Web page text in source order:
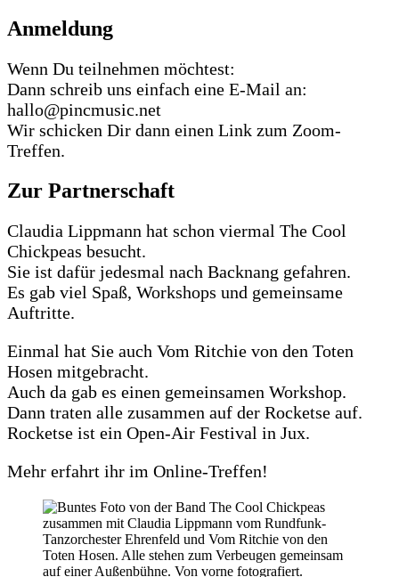
Anmeldung
Wenn Du teilnehmen möchtest:
Dann schreib uns einfach eine E-Mail an:
hallo@pincmusic.net
Wir schicken Dir dann einen Link zum Zoom-
Treffen.
Zur Partnerschaft
Claudia Lippmann hat schon viermal The Cool
Chickpeas besucht.
Sie ist dafür jedesmal nach Backnang gefahren.
Es gab viel Spaß, Workshops und gemeinsame
Auftritte.
Einmal hat Sie auch Vom Ritchie von den Toten
Hosen mitgebracht.
Auch da gab es einen gemeinsamen Workshop.
Dann traten alle zusammen auf der Rocketse auf.
Rocketse ist ein Open-Air Festival in Jux.
Mehr erfahrt ihr im Online-Treffen!